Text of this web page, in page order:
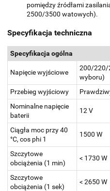
pomiędzy źródłami
2500/3500 watowych).
Specyfikacja techniczna
Specyfikacja ogólna
Napięcie wyjściowe
200/220/
wyboru)
Przebieg wyjściowy
Nominalne napięcie
baterii
12 V
Ciągła moc przy 40
°C, cos phi 1
1500 W
Szczytowe
obciążenia (1 min)
< 1730 W
Szczytowe
obciążenia (1 sek)
< 2650 W